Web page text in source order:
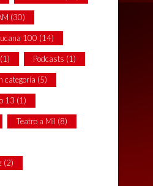
(30)
100 (14)
(1) Podcasts (1)
categoría (5)
13 (1)
Teatro a Mil (8)
(2)